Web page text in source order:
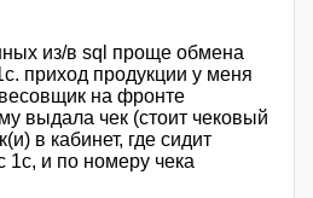
из/в sql проще обмена
приход продукции у меня
на фронте
выдала чек (стоит чековый
в кабинет, где сидит
1с, и по номеру чека